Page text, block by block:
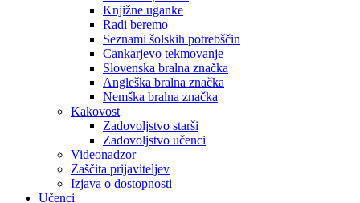
Knjižne uganke
Radi beremo
Seznami šolskih potrebščin
Cankarjevo tekmovanje
Slovenska bralna značka
Angleška bralna značka
Nemška bralna značka
Kakovost
Zadovoljstvo starši
Zadovoljstvo učenci
Videonadzor
Zaščita prijaviteljev
Izjava o dostopnosti
Učenci